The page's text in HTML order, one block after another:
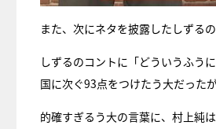
また、次にネタを披露したしずる
しずるのコントに「どういうふう
国に次ぐ93点をつけたう大だった
的確すぎるう大の言葉に、村上純